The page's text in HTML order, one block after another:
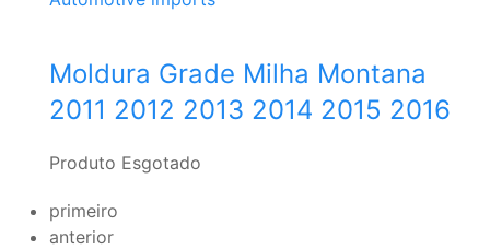
Moldura Grade Milha Montana
2011 2012 2013 2014 2015 2016
Produto Esgotado
primeiro
anterior